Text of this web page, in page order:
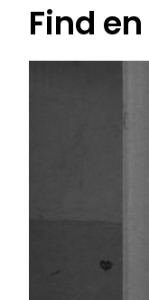
Find